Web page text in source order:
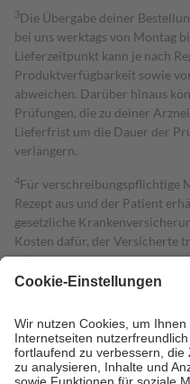
3Die Übergabe deiner
bei uns werktags von Montag
Lieferzeitpunkt kann je nach
Produktverfügbarkeit sowie
abweichen. Darüber hinaus
Prüfungen, die zu deiner
Lieferfrist um die Dauer der
verlängern.
4Für verschreibungspflichtige
Rezept aus und der Patient
gesetzliche
Kosten dafür, der Versicherte
mit.
Grundsätzlich leisten
höchstens zehn Euro.
Es sind
Kosten der Leistung zu
Diese Regeln gelten
Bei Heilmitteln und häuslicher